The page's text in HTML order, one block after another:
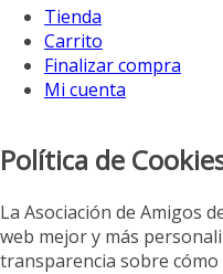
Tienda
Carrito
Finalizar compra
Mi cuenta
Política de
La Asociación de Amigos
web mejor y más
transparencia sobre cómo